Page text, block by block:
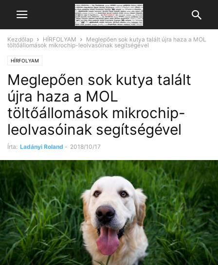
Kezdőlap HÍRFOLYAM
Meglepően sok kutya talált újra haza a MOL
töltőállomások mikrochip-leolvasóinak segítségével
HÍRFOLYAM
Meglepően sok kutya talált
újra haza a MOL
töltőállomások mikrochip-
leolvasóinak segítségével
Írta: Ladányi Roland - 2018/10/17